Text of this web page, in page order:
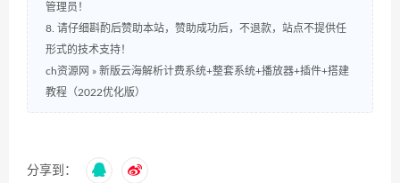
管理员！
8. 请仔细斟酌后赞助本站，赞助成功后，不退款，站点不提供任
形式的技术支持！
ch资源网 » 新版云海解析计费系统+整套系统+播放器+插件+搭建
教程（2022优化版）
分享到：